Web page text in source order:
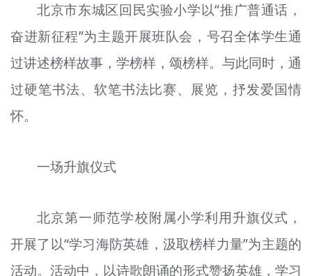
北京市东城区回民实验小学以“推广普通话，
奋进新征程”为主题开展班队会，号召全体学生通
过讲述榜样故事，学榜样，颂榜样。与此同时，通
过硬笔书法、软笔书法比赛、展览，抒发爱国情
怀。
一场升旗仪式
北京第一师范学校附属小学利用升旗仪式，
开展了以“学习海防英雄，汲取榜样力量”为主题的
活动。活动中，以诗歌朗诵的形式赞扬英雄，学习